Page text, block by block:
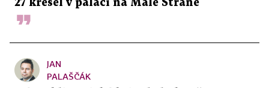
27 křesel v paláci na Malé Straně
JAN
PALAŠČÁK